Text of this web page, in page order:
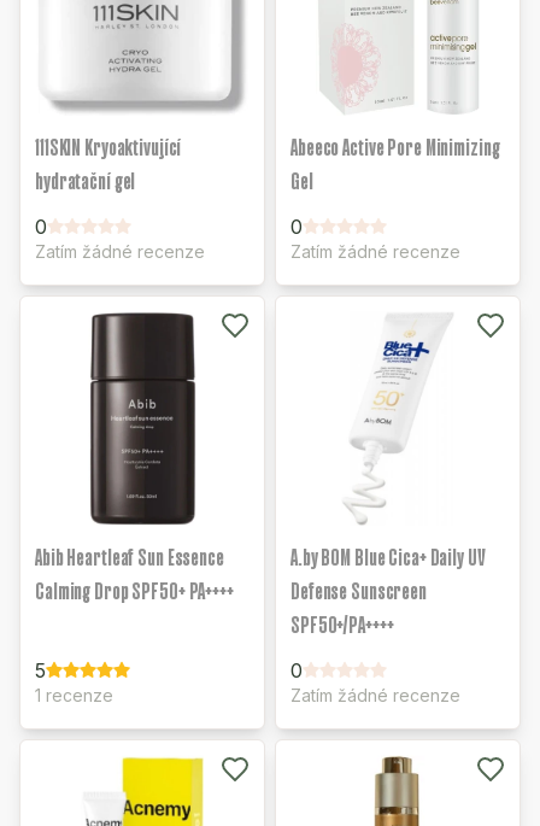
111SKIN Kryoaktivující
hydratační gel
0
Zatím žádné recenze
Abeeco Active Pore Minimizing
Gel
0
Zatím žádné recenze
Abib Heartleaf Sun Essence
Calming Drop SPF50+ PA++++
5
1 recenze
A.by BOM Blue Cica+ Daily UV
Defense Sunscreen
SPF50+/PA++++
0
Zatím žádné recenze